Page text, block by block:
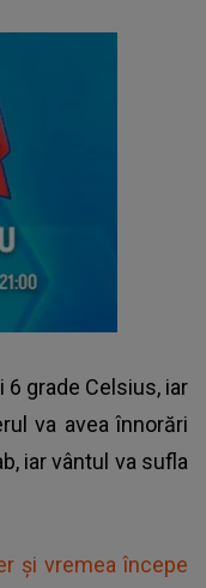
grade Celsius, iar
va avea înnorări
iar vântul va sufla
și vremea începe